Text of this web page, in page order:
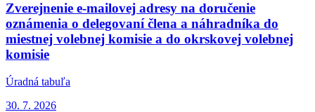
Zverejnenie e-mailovej adresy na doručenie
oznámenia o delegovaní člena a náhradníka do
miestnej volebnej komisie a do okrskovej volebnej
komisie
Úradná tabuľa
30. 7. 2026